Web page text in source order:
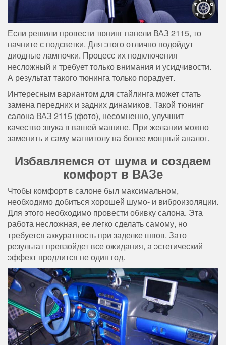
Если решили провести тюнинг панели ВАЗ 2115, то
начните с подсветки. Для этого отлично подойдут
диодные лампочки. Процесс их подключения
несложный и требует только внимания и усидчивости.
А результат такого тюнинга только порадует.
Интересным вариантом для стайлинга может стать
замена передних и задних динамиков. Такой тюнинг
салона ВАЗ 2115 (фото), несомненно, улучшит
качество звука в вашей машине. При желании можно
заменить и саму магнитолу на более мощный аналог.
Избавляемся от шума и создаем
комфорт в ВАЗе
Чтобы комфорт в салоне был максимальном,
необходимо добиться хорошей шумо- и виброизоляции.
Для этого необходимо провести обивку салона. Эта
работа несложная, ее легко сделать самому, но
требуется аккуратность при заделке швов. Зато
результат превзойдет все ожидания, а эстетический
эффект продлится не один год.